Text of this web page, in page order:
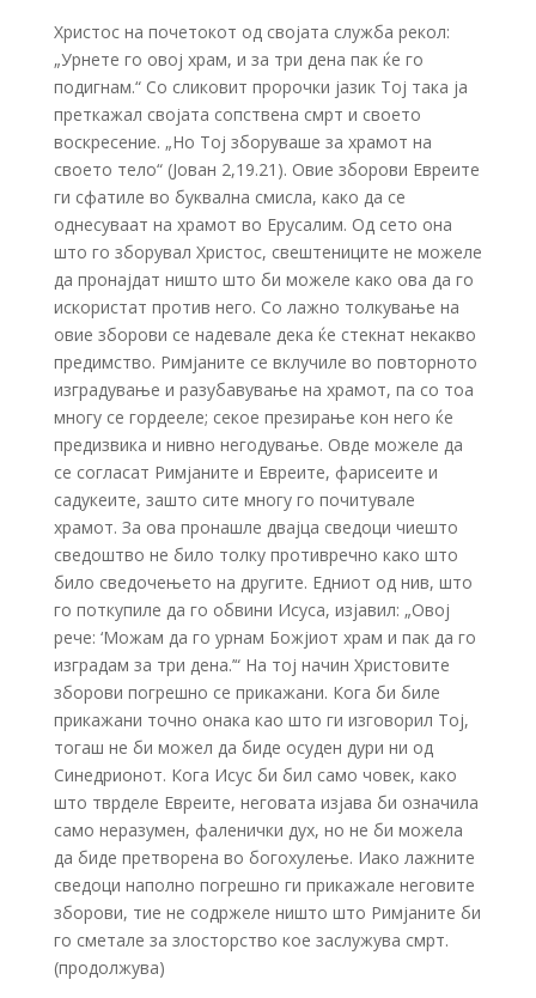
Христос на почетокот од својата служба рекол:
„Урнете го овој храм, и за три дена пак ќе го
подигнам.“ Со сликовит пророчки јазик Тој така ја
преткажал својата сопствена смрт и своето
воскресение. „Но Тој зборуваше за храмот на
своето тело“ (Јован 2,19.21). Овие зборови Евреите
ги сфатиле во буквална смисла, како да се
однесуваат на храмот во Ерусалим. Од сето она
што го зборувал Христос, свештениците не можеле
да пронајдат ништо што би можеле како ова да го
искористат против него. Со лажно толкување на
овие зборови се надевале дека ќе стекнат некакво
предимство. Римјаните се вклучиле во повторното
изградување и разубавување на храмот, па со тоа
многу се гордееле; секое презирање кон него ќе
предизвика и нивно негодување. Овде можеле да
се согласат Римјаните и Евреите, фарисеите и
садукеите, зашто сите многу го почитувале
храмот. За ова пронашле двајца сведоци чиешто
сведоштво не било толку противречно како што
било сведочењето на другите. Едниот од нив, што
го поткупиле да го обвини Исуса, изјавил: „Овој
рече: ‘Можам да го урнам Божјиот храм и пак да го
изградам за три дена.’“ На тој начин Христовите
зборови погрешно се прикажани. Кога би биле
прикажани точно онака као што ги изговорил Тој,
тогаш не би можел да биде осуден дури ни од
Синедрионот. Кога Исус би бил само човек, како
што тврделе Евреите, неговата изјава би означила
само неразумен, фаленички дух, но не би можела
да биде претворена во богохулење. Иако лажните
сведоци наполно погрешно ги прикажале неговите
зборови, тие не содржеле ништо што Римјаните би
го сметале за злосторство кое заслужува смрт.
(продолжува)